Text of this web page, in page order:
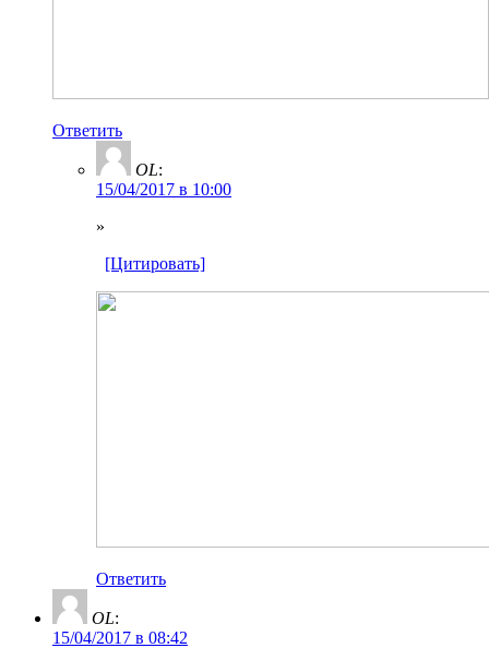
Ответить
OL:
15/04/2017 в 10:00
»
[Цитировать]
Ответить
OL:
15/04/2017 в 08:42